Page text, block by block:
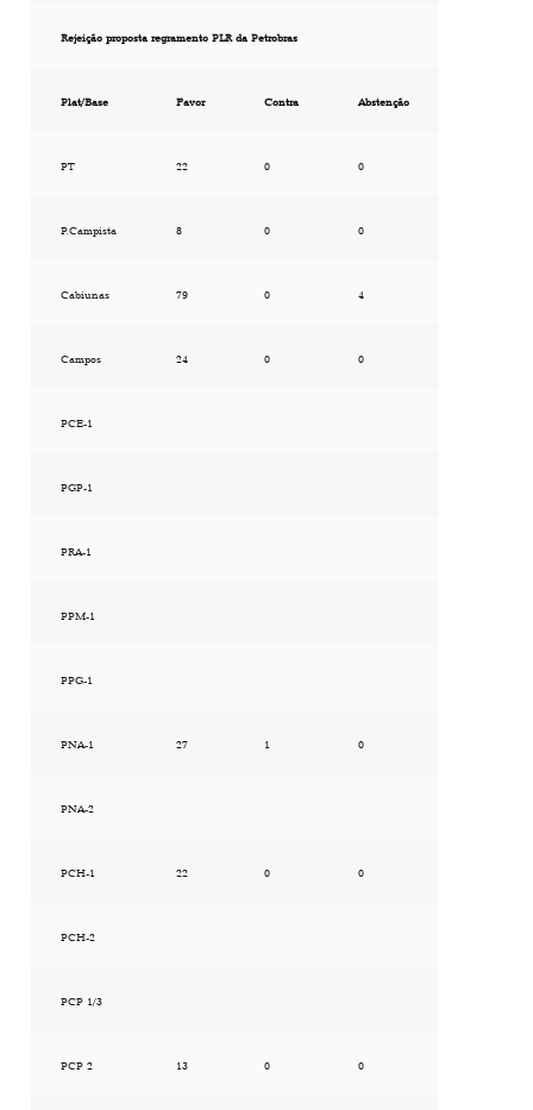
Rejeição proposta regramento PLR da Petrobras
Plat/Base Favor Contra Abstenção
PT 22 0 0
P.Campista 8 0 0
Cabiunas 79 0 4
Campos 24 0 0
PCE-1
PGP-1
PRA-1
PPM-1
PPG-1
PNA-1 27 1 0
PNA-2
PCH-1 22 0 0
PCH-2
PCP 1/3
PCP 2 13 0 0